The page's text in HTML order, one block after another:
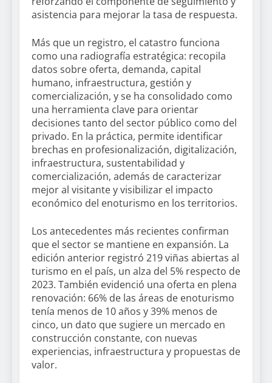
asistencia para mejorar la tasa de respuesta.
Más que un registro, el catastro funciona
como una radiografía estratégica: recopila
datos sobre oferta, demanda, capital
humano, infraestructura, gestión y
comercialización, y se ha consolidado como
una herramienta clave para orientar
decisiones tanto del sector público como del
privado. En la práctica, permite identificar
brechas en profesionalización, digitalización,
infraestructura, sustentabilidad y
comercialización, además de caracterizar
mejor al visitante y visibilizar el impacto
económico del enoturismo en los territorios.
Los antecedentes más recientes confirman
que el sector se mantiene en expansión. La
edición anterior registró 219 viñas abiertas al
turismo en el país, un alza del 5% respecto de
2023. También evidenció una oferta en plena
renovación: 66% de las áreas de enoturismo
tenía menos de 10 años y 39% menos de
cinco, un dato que sugiere un mercado en
construcción constante, con nuevas
experiencias, infraestructura y propuestas de
valor.